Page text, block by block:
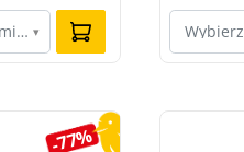
▾
-77%